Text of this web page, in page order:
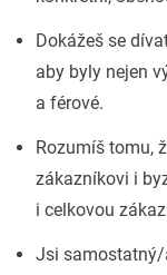
Dokážeš se
aby byly nejen
a férové.
Rozumíš tomu,
zákazníkovi i
i celkovou
Jsi samostatný/